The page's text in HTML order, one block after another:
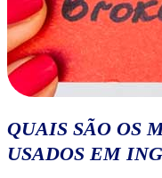
QUAIS SÃO OS
USADOS EM